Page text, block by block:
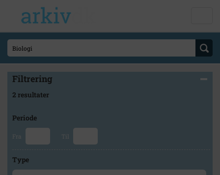
Filtrering
2 resultater
Periode
Fra Til
Type